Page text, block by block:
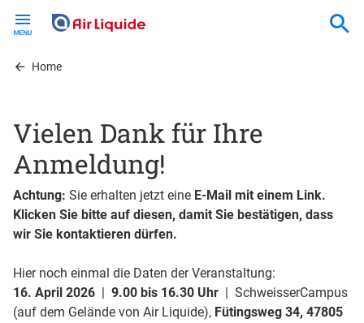
contentHome
Vielen Dank für Ihre
Anmeldung!
Achtung: Sie erhalten jetzt eine E-Mail mit einem Link.
Klicken Sie bitte auf diesen, damit Sie bestätigen, dass
wir Sie kontaktieren dürfen.
Hier noch einmal die Daten der Veranstaltung:
16. April 2026 | 9.00 bis 16.30 Uhr | SchweisserCampus
(auf dem Gelände von Air Liquide), Fütingsweg 34, 47805